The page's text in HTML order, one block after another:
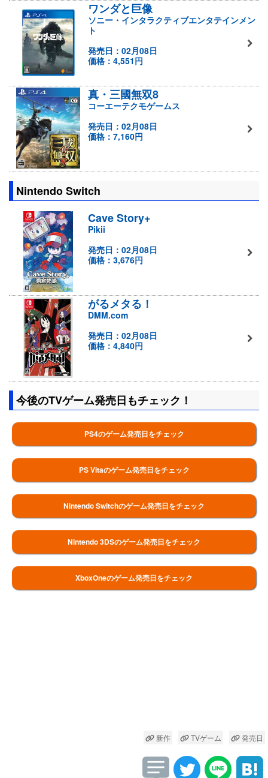
ワンダと巨像
ソニー・インタラクティブエンタテインメン
ト
発売日：02月08日
価格：4,551円
真・三國無双8
コーエーテクモゲームス
発売日：02月08日
価格：7,160円
Nintendo Switch
Cave Story+
Pikii
発売日：02月08日
価格：3,676円
がるメタる！
DMM.com
発売日：02月08日
価格：4,840円
今後のTVゲーム発売日もチェック！
PS4のゲーム発売日をチェック
PS Vitaのゲーム発売日をチェック
Nintendo Switchのゲーム発売日をチェック
Nintendo 3DSのゲーム発売日をチェック
XboxOneのゲーム発売日をチェック
新作 TVゲーム 発売日